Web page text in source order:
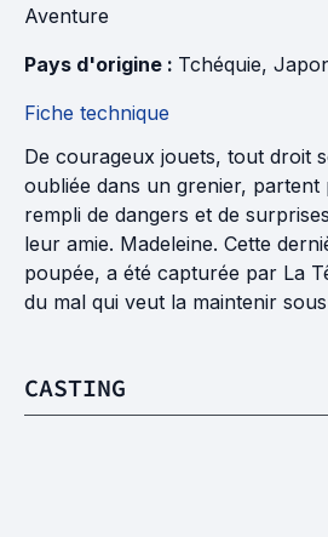
Aventure
Pays d'origine : Tchéquie,
Fiche technique
De courageux jouets, tout droit
oubliée dans un grenier,
rempli de dangers et de
leur amie. Madeleine. Cette
poupée, a été capturée par La
du mal qui veut la maintenir
CASTING